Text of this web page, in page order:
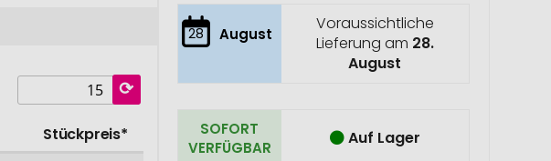
Stückpreis*
28 August
Voraussichtliche
Lieferung am 28.
August
SOFORT
VERFÜGBAR
Auf Lager